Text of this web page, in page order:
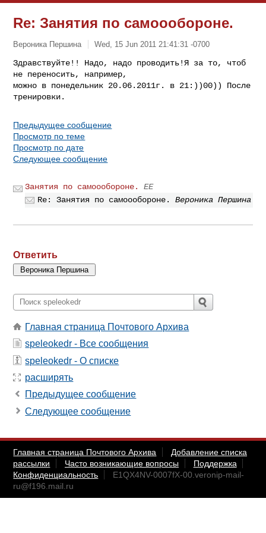
Re: Занятия по самоообороне.
Вероника Першина Wed, 15 Jun 2011 21:41:31 -0700
Здравствуйте!! Надо, надо проводить!Я за то, чтоб
не переносить, например,
можно в понедельник 20.06.2011г. в 21:))00)) После
Предыдущее сообщение
Просмотр по теме
Просмотр по дате
Следующее сообщение
Занятия по самоообороне.
ЕE
Re: Занятия по самоообороне.
Вероника Першина
Ответить
Главная страница Почтового Архива
speleokedr - Все сообщения
speleokedr - О списке
расширять
Предыдущее сообщение
Следующее сообщение
Главная страница Почтового Архива
Добавление списка
рассылки
Часто возникающие вопросы
Поддержка
Конфиденциальность
E1QX4NV-0007fX-00.veronip-mail-
ru@f196.mail.ru